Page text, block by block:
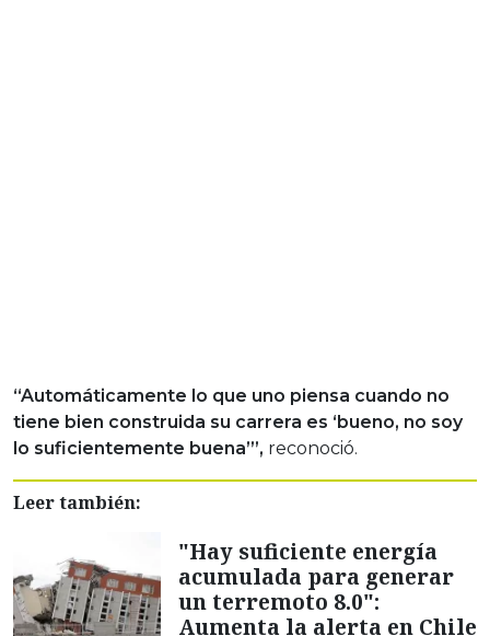
“Automáticamente lo que uno piensa cuando no
tiene bien construida su carrera es ‘bueno, no soy
lo suficientemente buena’”, reconoció.
Leer también:
"Hay suficiente energía
acumulada para generar
un terremoto 8.0":
Aumenta la alerta en Chile